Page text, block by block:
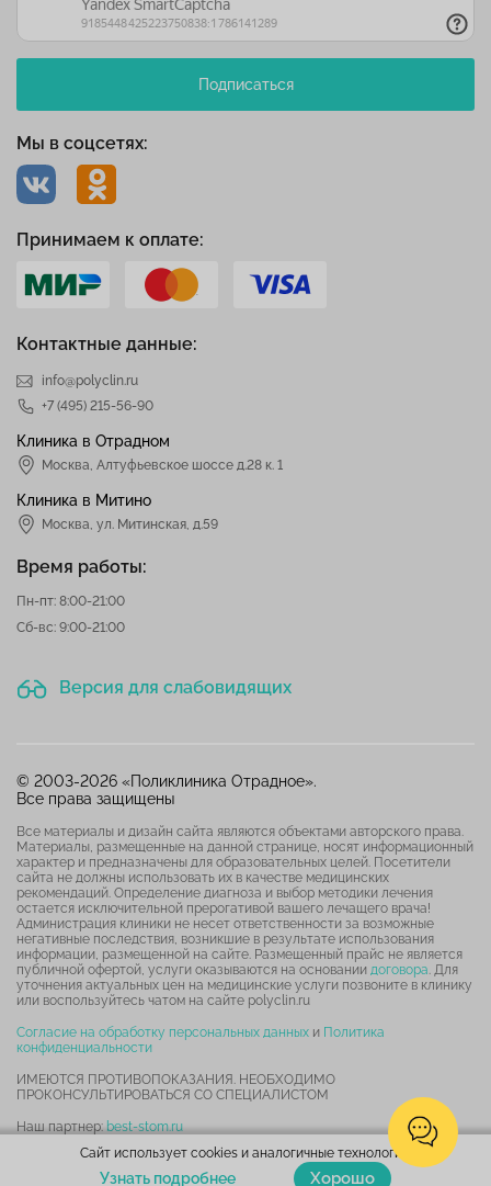
Контактные данные:
info@polyclin.ru
+7 (495) 215-56-90
Клиника в Отрадном
Москва, Алтуфьевское шоссе д.28 к. 1
Клиника в Митино
Москва, ул. Митинская, д.59
Время работы:
Пн-пт: 8:00-21:00
Сб-вс: 9:00-21:00
Мы в соцсетях:
Подписаться
Версия для слабовидящих
Принимаем к оплате:
© 2003-2026 «Поликлиника Отрадное».
Все права защищены
Все материалы и дизайн сайта являются объектами авторского права.
Материалы, размещенные на данной странице, носят информационный
характер и предназначены для образовательных целей. Посетители
сайта не должны использовать их в качестве медицинских
рекомендаций. Определение диагноза и выбор методики лечения
остается исключительной прерогативой вашего лечащего врача!
Администрация клиники не несет ответственности за возможные
негативные последствия, возникшие в результате использования
информации, размещенной на сайте. Размещенный прайс не является
публичной офертой, услуги оказываются на основании договора. Для
уточнения актуальных цен на медицинские услуги позвоните в клинику
или воспользуйтесь чатом на сайте polyclin.ru
Согласие на обработку персональных данных и Политика
конфиденциальности
ИМЕЮТСЯ ПРОТИВОПОКАЗАНИЯ. НЕОБХОДИМО
ПРОКОНСУЛЬТИРОВАТЬСЯ СО СПЕЦИАЛИСТОМ
Наш партнер:best-stom.ru
Карта сайта
Сайт использует cookies и аналогичные технологии.
Узнать подробнее Хорошо